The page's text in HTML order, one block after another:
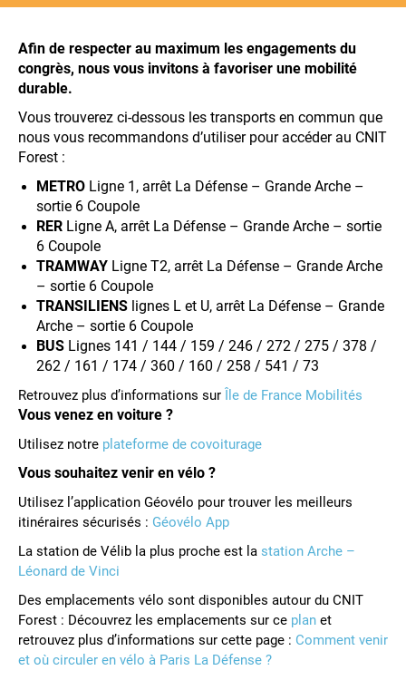
Afin de respecter au maximum les engagements du
congrès, nous vous invitons à favoriser une mobilité
durable.
Vous trouverez ci-dessous les transports en commun que
nous vous recommandons d’utiliser pour accéder au CNIT
Forest :
METRO Ligne 1, arrêt La Défense – Grande Arche –
sortie 6 Coupole
RER Ligne A, arrêt La Défense – Grande Arche – sortie
6 Coupole
TRAMWAY Ligne T2, arrêt La Défense – Grande Arche
– sortie 6 Coupole
TRANSILIENS lignes L et U, arrêt La Défense – Grande
Arche – sortie 6 Coupole
BUS Lignes 141 / 144 / 159 / 246 / 272 / 275 / 378 /
262 / 161 / 174 / 360 / 160 / 258 / 541 / 73
Retrouvez plus d’informations sur Île de France Mobilités
Vous venez en voiture ?
Utilisez notre plateforme de covoiturage
Vous souhaitez venir en vélo ?
Utilisez l’application Géovélo pour trouver les meilleurs
itinéraires sécurisés : Géovélo App
La station de Vélib la plus proche est la station Arche –
Léonard de Vinci
Des emplacements vélo sont disponibles autour du CNIT
Forest : Découvrez les emplacements sur ce plan et
retrouvez plus d’informations sur cette page : Comment venir
et où circuler en vélo à Paris La Défense ?